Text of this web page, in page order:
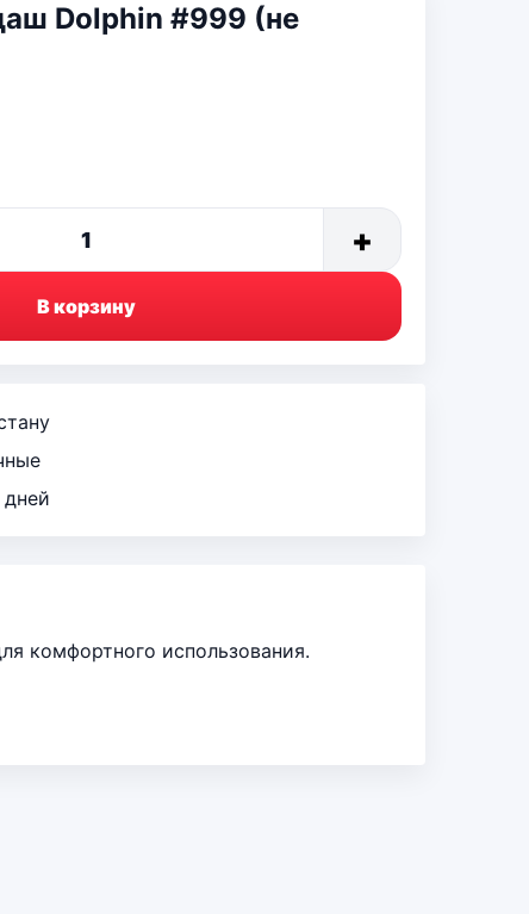
Dolphin #999 (не
1 +
В корзину
комфортного использования.